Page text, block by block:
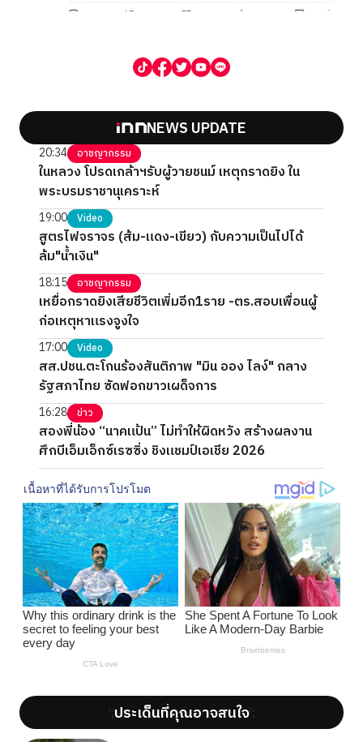
NEWS UPDATE
20:34 อาชญากรรม
ในหลวง โปรดเกล้าฯรับผู้วายชนม์ เหตุกราดยิง ใน
พระบรมราชานุเคราะห์
19:00 Video
สูตรไฟจราจร (ส้ม-แดง-เขียว) กับความเป็นไปได้
ล้ม"น้ำเงิน"
18:15 อาชญากรรม
เหยื่อกราดยิงเสียชีวิตเพิ่มอีก1ราย -ตร.สอบเพื่อนผู้
ก่อเหตุหาแรงจูงใจ
17:00 Video
สส.ปชน.ตะโกนร้องสันติภาพ "มิน ออง ไลง์" กลาง
รัฐสภาไทย ซัดฟอกขาวเผด็จการ
16:28 ข่าว
สองพี่น้อง “นาคแป้น” ไม่ทำให้ผิดหวัง สร้างผลงาน
ศึกบีเอ็มเอ็กซ์เรซซิ่ง ชิงแชมป์เอเชีย 2026
';ประเด็นที่คุณอาจสนใจ';